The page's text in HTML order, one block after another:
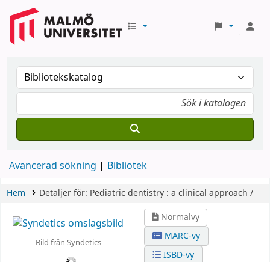
Avancerad sökning Bibliotek
Hem Detaljer för: Pediatric dentistry : a clinical approach /
Bild från Syndetics
Normalvy
MARC-vy
ISBD-vy